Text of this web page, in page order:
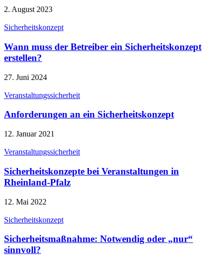
2. August 2023
Sicherheitskonzept
Wann muss der Betreiber ein Sicherheitskonzept
erstellen?
27. Juni 2024
Veranstaltungssicherheit
Anforderungen an ein Sicherheitskonzept
12. Januar 2021
Veranstaltungssicherheit
Sicherheitskonzepte bei Veranstaltungen in
Rheinland-Pfalz
12. Mai 2022
Sicherheitskonzept
Sicherheitsmaßnahme: Notwendig oder „nur“
sinnvoll?